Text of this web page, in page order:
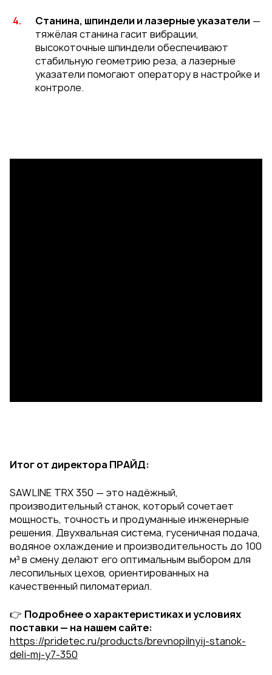
Станина, шпиндели и лазерные указатели—
тяжёлая станина гасит вибрации,
высокоточные шпиндели обеспечивают
стабильную геометрию реза, а лазерные
указатели помогают оператору в настройке и
контроле.
Итог от директора ПРАЙД:
SAWLINE TRX 350 — это надёжный,
производительный станок, который сочетает
мощность, точность и продуманные инженерные
решения. Двухвальная система, гусеничная подача,
водяное охлаждение и производительность до 100
м³ в смену делают его оптимальным выбором для
лесопильных цехов, ориентированных на
качественный пиломатериал.
👉 Подробнее о характеристиках и условиях
поставки — на нашем сайте:
https://pridetec.ru/products/brevnopilnyij-stanok-
deli-mj-y7-350